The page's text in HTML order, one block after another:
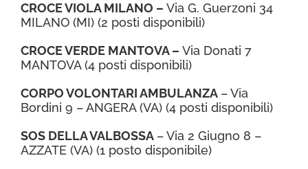
CROCE VIOLA MILANO – Via G. Guerzoni 34
MILANO (MI) (2 posti disponibili)
CROCE VERDE MANTOVA – Via Donati 7
MANTOVA (4 posti disponibili)
CORPO VOLONTARI AMBULANZA – Via
Bordini 9 – ANGERA (VA) (4 posti disponibili)
SOS DELLA VALBOSSA – Via 2 Giugno 8 –
AZZATE (VA) (1 posto disponibile)